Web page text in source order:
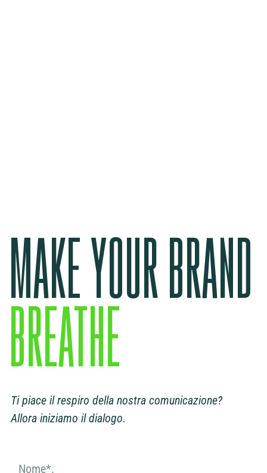
MAKE YOUR BRAND
BREATHE
Ti piace il respiro della nostra comunicazione?
Allora iniziamo il dialogo.